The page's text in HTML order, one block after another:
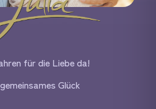
für die Liebe da!
Glück